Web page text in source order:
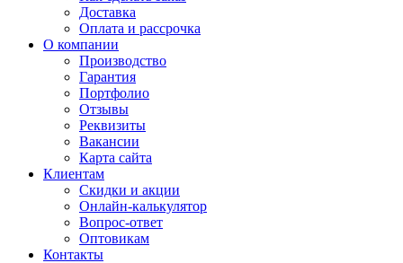
Доставка
Оплата и рассрочка
О компании
Производство
Гарантия
Портфолио
Отзывы
Реквизиты
Вакансии
Карта сайта
Клиентам
Скидки и акции
Онлайн-калькулятор
Вопрос-ответ
Оптовикам
Контакты